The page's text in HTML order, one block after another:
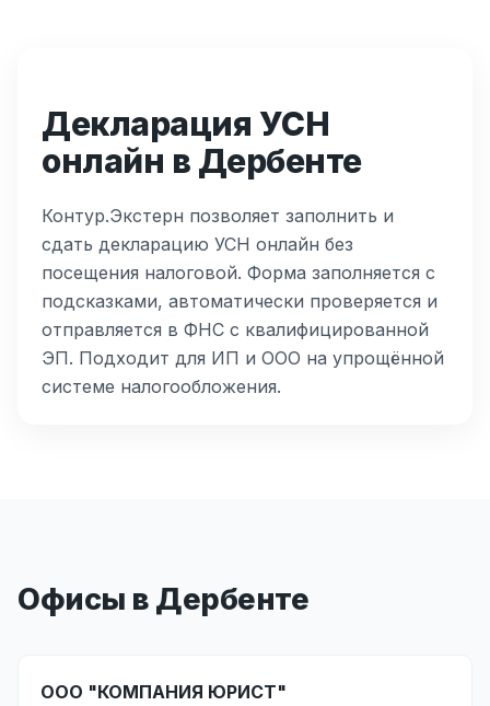
Декларация УСН
онлайн в Дербенте
Контур.Экстерн позволяет заполнить и
сдать декларацию УСН онлайн без
посещения налоговой. Форма заполняется с
подсказками, автоматически проверяется и
отправляется в ФНС с квалифицированной
ЭП. Подходит для ИП и ООО на упрощённой
системе налогообложения.
Офисы в Дербенте
ООО "КОМПАНИЯ ЮРИСТ"